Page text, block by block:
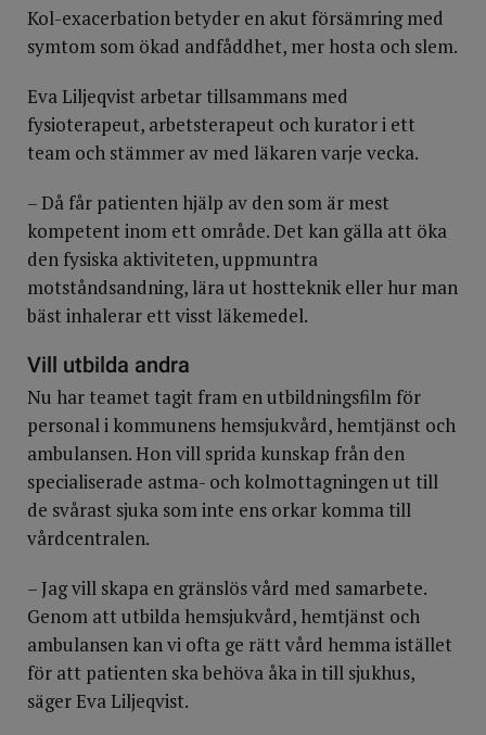
Kol-exacerbation betyder en akut försämring med
symtom som ökad andfåddhet, mer hosta och slem.
Eva Liljeqvist arbetar tillsammans med
fysioterapeut, arbetsterapeut och kurator i ett
team och stämmer av med läkaren varje vecka.
– Då får patienten hjälp av den som är mest
kompetent inom ett område. Det kan gälla att öka
den fysiska aktiviteten, uppmuntra
motståndsandning, lära ut hostteknik eller hur man
bäst inhalerar ett visst läkemedel.
Vill utbilda andra
Nu har teamet tagit fram en utbildningsfilm för
personal i kommunens hemsjukvård, hemtjänst och
ambulansen. Hon vill sprida kunskap från den
specialiserade astma- och kolmottagningen ut till
de svårast sjuka som inte ens orkar komma till
vårdcentralen.
– Jag vill skapa en gränslös vård med samarbete.
Genom att utbilda hemsjukvård, hemtjänst och
ambulansen kan vi ofta ge rätt vård hemma istället
för att patienten ska behöva åka in till sjukhus,
säger Eva Liljeqvist.